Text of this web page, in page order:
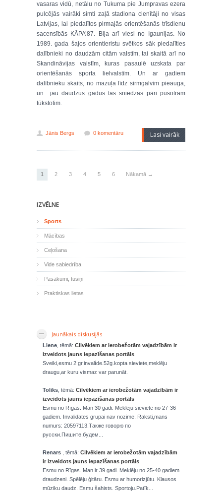
vasaras vidū, netālu no Tukuma pie Jumpravas ezera
pulcējās vairāki simti zaļā stadiona cienītāji no visas
Latvijas, lai piedalītos pirmajās orientēšanās trīsdienu
sacensībās KĀPA’87. Bija arī viesi no Igaunijas. No
1989. gada šajos orientieristu svētkos sāk piedalīties
dalībnieki no daudzām citām valstīm, tai skaitā arī no
Skandināvijas valstīm, kuras pasaulē uzskata par
orientēšanās sporta lielvalstīm. Un ar gadiem
dalībnieku skaits, no mazuļa līdz sirmgalvim pieauga,
un jau daudzus gadus tas sniedzas pāri pusotram
tūkstotim.
Jānis Bergs 0 komentāru Lasi vairāk
1 2 3 4 5 6 Nākamā →
IZVĒLNE
Sports
Mācības
Ceļošana
Vide sabiedrība
Pasākumi, tusiņi
Praktiskas lietas
Jaunākais diskusijās
Liene , tēmā: Cilvēkiem ar ierobežotām vajadzībām ir
izveidots jauns iepazīšanas portāls
Sveiki,esmu 2 gr.invalíde.52g.kopta sieviete,meklēju
draugu,ar kuru vismaz var parunāt.
Toliks , tēmā: Cilvēkiem ar ierobežotām vajadzībām ir
izveidots jauns iepazīšanas portāls
Esmu no Rīgas. Man 30 gadi. Mekleju sieviete no 27-36
gadiem. Invalidates grupai nav nozime. Raksti,mans
numurs: 20597113.Также говорю по
русски.Пишите,будем...
Renars , tēmā: Cilvēkiem ar ierobežotām vajadzībām
ir izveidots jauns iepazīšanas portāls
Esmu no Rīgas. Man ir 39 gadi. Meklēju no 25-40 gadiem
draudzeni. Spēlēju ģitāru. Esmu ar humorizjūtu. Klausos
mūziku daudz. Esmu šahists. Sportoju.Patīk...